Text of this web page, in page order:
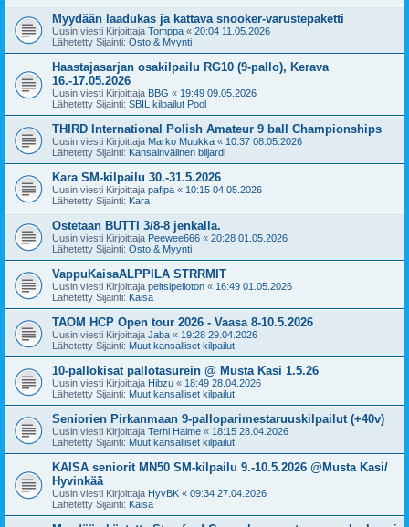
Myydään laadukas ja kattava snooker-varustepaketti
Uusin viesti Kirjoittaja Tomppa « 20:04 11.05.2026
Lähetetty Sijainti: Osto & Myynti
Haastajasarjan osakilpailu RG10 (9-pallo), Kerava
16.-17.05.2026
Uusin viesti Kirjoittaja BBG « 19:49 09.05.2026
Lähetetty Sijainti: SBIL kilpailut Pool
THIRD International Polish Amateur 9 ball Championships
Uusin viesti Kirjoittaja Marko Muukka « 10:37 08.05.2026
Lähetetty Sijainti: Kansainvälinen biljardi
Kara SM-kilpailu 30.-31.5.2026
Uusin viesti Kirjoittaja pafipa « 10:15 04.05.2026
Lähetetty Sijainti: Kara
Ostetaan BUTTI 3/8-8 jenkalla.
Uusin viesti Kirjoittaja Peewee666 « 20:28 01.05.2026
Lähetetty Sijainti: Osto & Myynti
VappuKaisaALPPILA STRRMIT
Uusin viesti Kirjoittaja peltsipelloton « 16:49 01.05.2026
Lähetetty Sijainti: Kaisa
TAOM HCP Open tour 2026 - Vaasa 8-10.5.2026
Uusin viesti Kirjoittaja Jaba « 19:28 29.04.2026
Lähetetty Sijainti: Muut kansalliset kilpailut
10-pallokisat pallotasurein @ Musta Kasi 1.5.26
Uusin viesti Kirjoittaja Hibzu « 18:49 28.04.2026
Lähetetty Sijainti: Muut kansalliset kilpailut
Seniorien Pirkanmaan 9-palloparimestaruuskilpailut (+40v)
Uusin viesti Kirjoittaja Terhi Halme « 18:15 28.04.2026
Lähetetty Sijainti: Muut kansalliset kilpailut
KAISA seniorit MN50 SM-kilpailu 9.-10.5.2026 @Musta Kasi/
Hyvinkää
Uusin viesti Kirjoittaja HyvBK « 09:34 27.04.2026
Lähetetty Sijainti: Kaisa